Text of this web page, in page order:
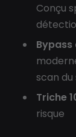
Conçu
Bypass
scan du
Triche
risque